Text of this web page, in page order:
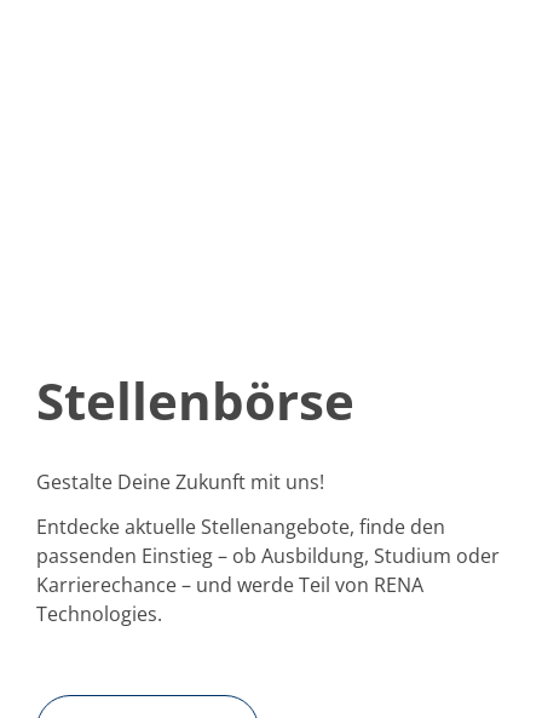
Stellenbörse
Gestalte Deine Zukunft mit uns!
Entdecke aktuelle Stellenangebote, finde den
passenden Einstieg – ob Ausbildung, Studium oder
Karrierechance – und werde Teil von RENA
Technologies.